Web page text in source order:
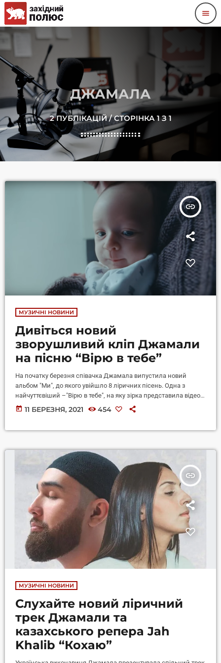
menu
ДЖАМАЛА
2 ПУБЛІКАЦІЙ / СТОРІНКА 1 З 1
insert_link
МУЗИЧНІ НОВИНИ
Дивіться новий
зворушливий кліп Джамали
на пісню “Вірю в тебе”
На початку березня співачка Джамала випустила новий
альбом "Ми", до якого увійшло 8 ліричних пісень. Одна з
найчуттєвіший –"Вірю в тебе", на яку зірка представила відео.
У кліпі вона зняла чоловіка і двох синів. Прем'єра відео на
пісню "Вірю в тебе" була приурочена до дня народження
особистій сторінці […]
today 11 БЕРЕЗНЯ, 2021 454
insert_link
МУЗИЧНІ НОВИНИ
Слухайте новий ліричний
трек Джамали та
казахського репера Jah
Khalib “Кохаю”